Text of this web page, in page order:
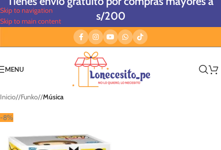
Skip to navigation
Skip to main content
s/200
MENU
Inicio/ Funko/ Música
-8%